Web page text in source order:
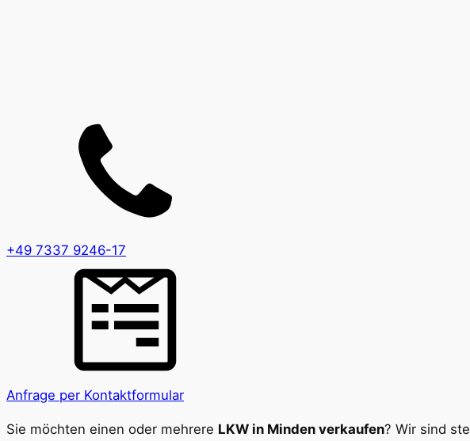
+49 7337 9246-17
Anfrage per Kontaktformular
Sie möchten einen oder mehrere LKW in Minden verkaufen? Wir sind